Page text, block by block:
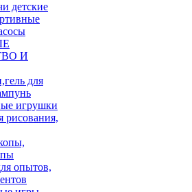
детские
И
для
игрушки
рисования,
опытов,